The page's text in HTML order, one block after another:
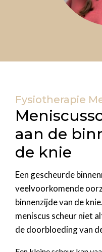
Fysiotherapie
aan de
de knie
Een gescheurde
veelvoorkomende
binnenzijde van de
meniscus scheur niet
de doorbloeding van